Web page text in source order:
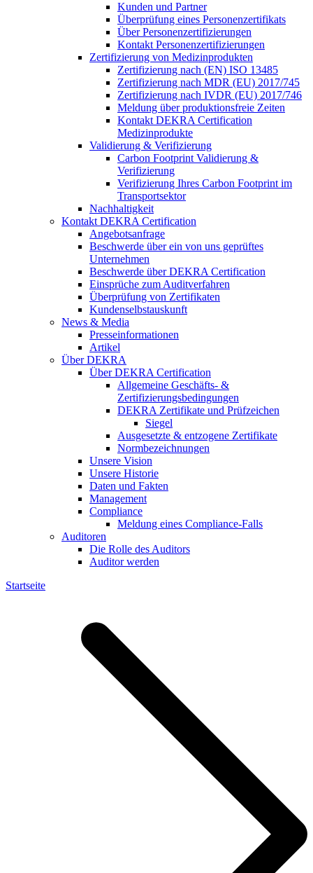
Kunden und Partner
Überprüfung eines Personenzertifikats
Über Personenzertifizierungen
Kontakt Personenzertifizierungen
Zertifizierung von Medizinprodukten
Zertifizierung nach (EN) ISO 13485
Zertifizierung nach MDR (EU) 2017/745
Zertifizierung nach IVDR (EU) 2017/746
Meldung über produktionsfreie Zeiten
Kontakt DEKRA Certification
Medizinprodukte
Validierung & Verifizierung
Carbon Footprint Validierung &
Verifizierung
Verifizierung Ihres Carbon Footprint im
Transportsektor
Nachhaltigkeit
Kontakt DEKRA Certification
Angebotsanfrage
Beschwerde über ein von uns geprüftes
Unternehmen
Beschwerde über DEKRA Certification
Einsprüche zum Auditverfahren
Überprüfung von Zertifikaten
Kundenselbstauskunft
News & Media
Presseinformationen
Artikel
Über DEKRA
Über DEKRA Certification
Allgemeine Geschäfts- &
Zertifizierungsbedingungen
DEKRA Zertifikate und Prüfzeichen
Siegel
Ausgesetzte & entzogene Zertifikate
Normbezeichnungen
Unsere Vision
Unsere Historie
Daten und Fakten
Management
Compliance
Meldung eines Compliance-Falls
Auditoren
Die Rolle des Auditors
Auditor werden
Startseite